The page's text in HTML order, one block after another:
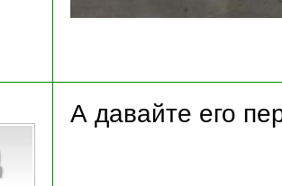
А давайте его